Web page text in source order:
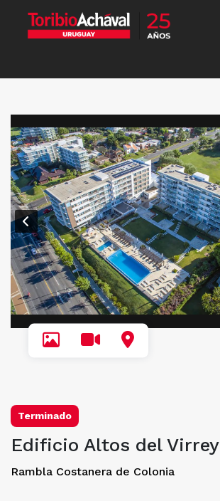
Terminado
Edificio Altos del Virrey
Rambla Costanera de Colonia